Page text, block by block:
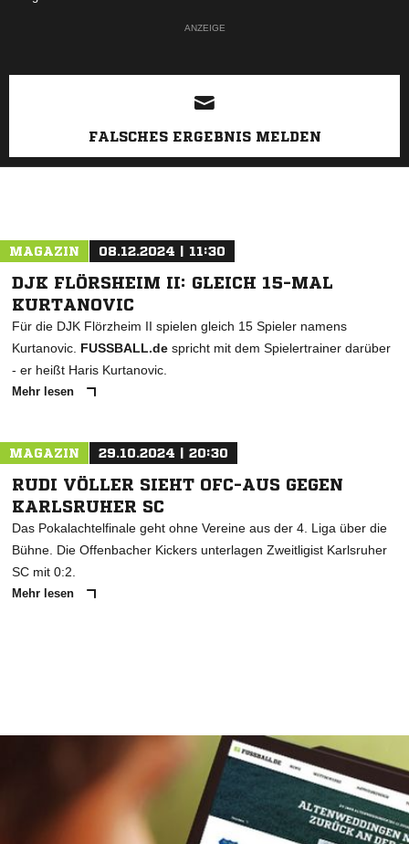
ANZEIGE
FALSCHES ERGEBNIS MELDEN
MAGAZIN 08.12.2024 | 11:30
DJK FLÖRSHEIM II: GLEICH 15-MAL
KURTANOVIC
Für die DJK Flörzheim II spielen gleich 15 Spieler namens
Kurtanovic. FUSSBALL.de spricht mit dem Spielertrainer darüber
- er heißt Haris Kurtanovic.
Mehr lesen
MAGAZIN 29.10.2024 | 20:30
RUDI VÖLLER SIEHT OFC-AUS GEGEN
KARLSRUHER SC
Das Pokalachtelfinale geht ohne Vereine aus der 4. Liga über die
Bühne. Die Offenbacher Kickers unterlagen Zweitligist Karlsruher
SC mit 0:2.
Mehr lesen